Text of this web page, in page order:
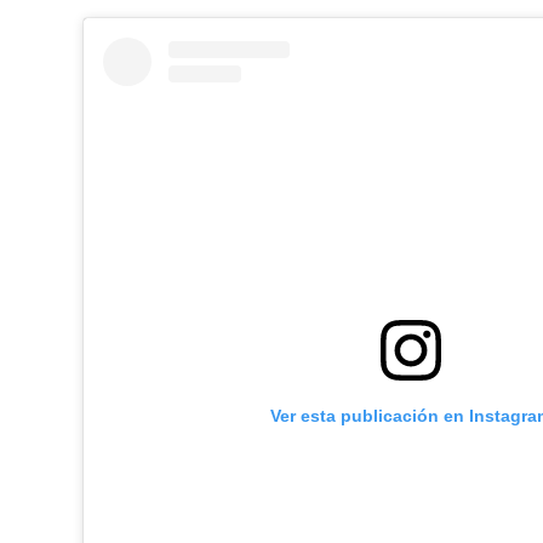
Ver esta publicación en